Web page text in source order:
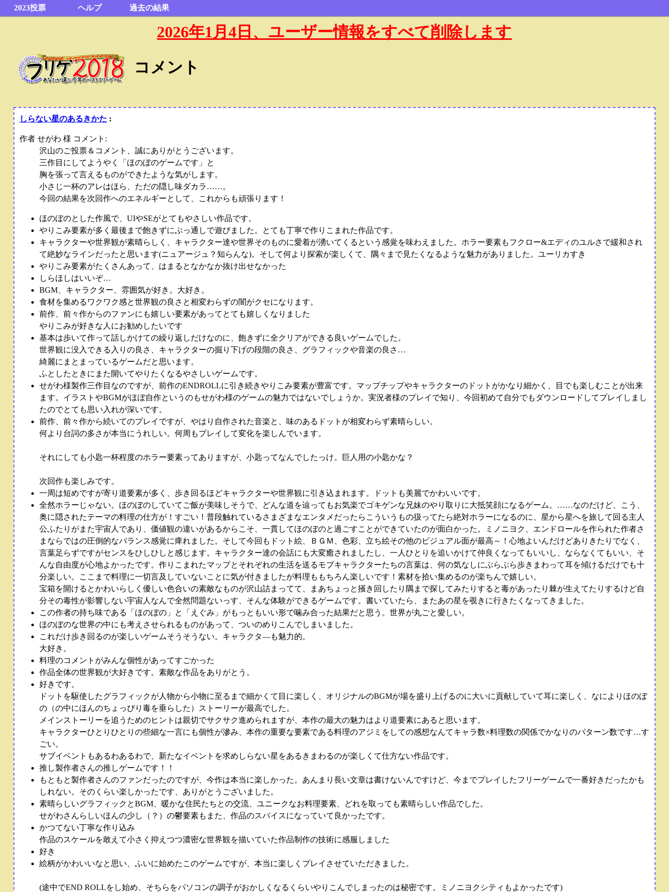
2023投票 ヘルプ 過去の結果
2026年1月4日、ユーザー情報をすべて削除します
コメント
しらない星のあるきかた :
作者 せがわ 様 コメント:
沢山のご投票＆コメント、誠にありがとうございます。
三作目にしてようやく「ほのぼのゲームです」と
胸を張って言えるものができたような気がします。
小さじ一杯のアレはほら、ただの隠し味ダカラ……。
今回の結果を次回作へのエネルギーとして、これからも頑張ります！
ほのぼのとした作風で、UIやSEがとてもやさしい作品です。
やりこみ要素が多く最後まで飽きずにぶっ通しで遊びました。とても丁寧で作りこまれた作品です。
キャラクターや世界観が素晴らしく、キャラクター達や世界そのものに愛着が湧いてくるという感覚を味わえました。ホラー要素もフクロー&エディのユルさで緩和され
て絶妙なラインだったと思います(ニュアージュ？知らんな)。そして何より探索が楽しくて、隅々まで見たくなるような魅力がありました。ユーリカすき
やりこみ要素がたくさんあって、はまるとなかなか抜け出せなかった
しらほしはいいぞ…
BGM、キャラクター、雰囲気が好き。大好き。
食材を集めるワクワク感と世界観の良さと相変わらずの闇がクセになります。
前作、前々作からのファンにも嬉しい要素があってとても嬉しくなりました
やりこみが好きな人にお勧めしたいです
基本は歩いて作って話しかけての繰り返しだけなのに、飽きずに全クリアができる良いゲームでした。
世界観に没入できる入りの良さ、キャラクターの掘り下げの段階の良さ、グラフィックや音楽の良さ…
綺麗にまとまっているゲームだと思います。
ふとしたときにまた開いてやりたくなるやさしいゲームです。
せがわ様製作三作目なのですが、前作のENDROLLに引き続きやりこみ要素が豊富です。マップチップやキャラクターのドットがかなり細かく、目でも楽しむことが出来
ます。イラストやBGMがほぼ自作というのもせがわ様のゲームの魅力ではないでしょうか。実況者様のプレイで知り、今回初めて自分でもダウンロードしてプレイしまし
たのでとても思い入れが深いです。
前作、前々作から続いてのプレイですが、やはり自作された音楽と、味のあるドットが相変わらず素晴らしい。
何より台詞の多さが本当にうれしい。何周もプレイして変化を楽しんでいます。
それにしても小匙一杯程度のホラー要素ってありますが、小匙ってなんでしたっけ。巨人用の小匙かな？
次回作も楽しみです。
一周は短めですが寄り道要素が多く、歩き回るほどキャラクターや世界観に引き込まれます。ドットも美麗でかわいいです。
全然ホラーじゃない。ほのぼのしていてご飯が美味しそうで、どんな道を辿ってもお気楽でゴキゲンな兄妹のやり取りに大抵笑顔になるゲーム。……なのだけど、こう、
奥に隠されたテーマの料理の仕方が！すごい！普段触れているさまざまなエンタメだったらこういうもの扱ってたら絶対ホラーになるのに、星から星へを旅して回る主人
公ふたりがまた宇宙人であり、価値観の違いがあるからこそ、一貫してほのぼのと過ごすことができていたのが面白かった。ミノニヨク、エンドロールを作られた作者さ
まならではの圧倒的なバランス感覚に痺れました。そして今回もドット絵、ＢＧＭ、色彩、立ち絵その他のビジュアル面が最高～！心地よいんだけどありきたりでなく、
言葉足らずですがセンスをひしひしと感じます。キャラクター達の会話にも大変癒されましたし、一人ひとりを追いかけて仲良くなってもいいし、ならなくてもいい、そ
んな自由度が心地よかったです。作りこまれたマップとそれぞれの生活を送るモブキャラクターたちの言葉は、何の気なしにぶらぶら歩きまわって耳を傾けるだけでも十
分楽しい。ここまで料理に一切言及していないことに気が付きましたが料理ももちろん楽しいです！素材を拾い集めるのが楽ちんで嬉しい。
宝箱を開けるとかわいらしく優しい色合いの素敵なものが沢山詰まってて、まあちょっと掻き回したり隅まで探してみたりすると毒があったり棘が生えてたりするけど自
分その毒性が影響しない宇宙人なんで全然問題ないっす、そんな体験ができるゲームです。書いていたら、またあの星を覗きに行きたくなってきました。
この作者の持ち味である「ほのぼの」と「えぐみ」がもっともいい形で噛み合った結果だと思う。世界が丸ごと愛しい。
ほのぼのな世界の中にも考えさせられるものがあって、ついのめりこんでしまいました。
これだけ歩き回るのが楽しいゲームそうそうない。キャラクタ―も魅力的。
大好き。
料理のコメントがみんな個性があってすごかった
作品全体の世界観が大好きです。素敵な作品をありがとう。
好きです。
ドットを駆使したグラフィックが人物から小物に至るまで細かくて目に楽しく、オリジナルのBGMが場を盛り上げるのに大いに貢献していて耳に楽しく、なによりほのぼ
の（の中にほんのちょっぴり毒を垂らした）ストーリーが最高でした。
メインストーリーを追うためのヒントは親切でサクサク進められますが、本作の最大の魅力はより道要素にあると思います。
キャラクターひとりひとりの些細な一言にも個性が滲み、本作の重要な要素である料理のアジミをしての感想なんてキャラ数×料理数の関係でかなりのパターン数です…す
ごい。
サブイベントもあるわあるわで、新たなイベントを求めしらない星をあるきまわるのが楽しくて仕方ない作品です。
推し製作者さんの推しゲームです！！
もともと製作者さんのファンだったのですが、今作は本当に楽しかった。あんまり長い文章は書けないんですけど、今までプレイしたフリーゲームで一番好きだったかも
しれない。そのくらい楽しかったです、ありがとうございました。
素晴らしいグラフィックとBGM、暖かな住民たちとの交流、ユニークなお料理要素、どれを取っても素晴らしい作品でした。
せがわさんらしいほんの少し（？）の鬱要素もまた、作品のスパイスになっていて良かったです。
かつてない丁寧な作り込み
作品のスケールを敢えて小さく抑えつつ濃密な世界観を描いていた作品制作の技術に感服しました
好き
絵柄がかわいいなと思い、ふいに始めたこのゲームですが、本当に楽しくプレイさせていただきました。
(途中でEND ROLLをし始め、そちらをパソコンの調子がおかしくなるくらいやりこんでしまったのは秘密です。ミノニヨクシティもよかったです)